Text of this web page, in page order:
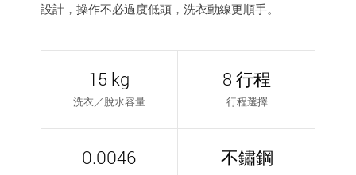
設計，操作不必過度低頭，洗衣動線更順手。
15 kg
洗衣／脫水容量
8 行程
行程選擇
0.0046 不鏽鋼